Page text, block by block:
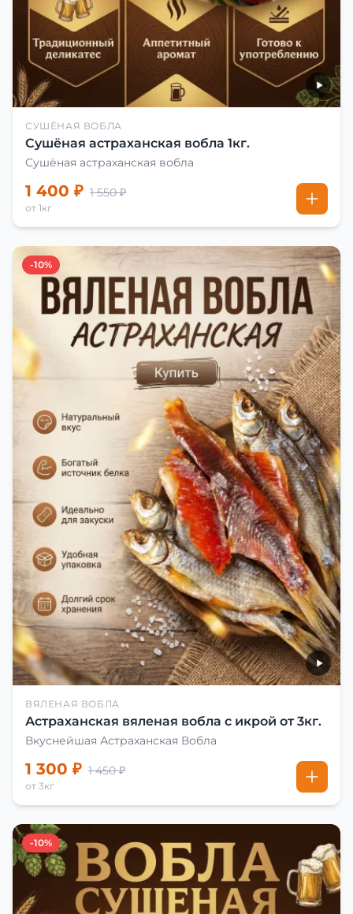
СУШЁНАЯ ВОБЛА
Сушёная астраханская вобла 1кг.
Сушёная астраханская вобла
1 400 ₽ 1 550 ₽
от 1кг
-10%
ВЯЛЕНАЯ ВОБЛА
Астраханская вяленая вобла с икрой от 3кг.
Вкуснейшая Астраханская Вобла
1 300 ₽ 1 450 ₽
от 3кг
-10%